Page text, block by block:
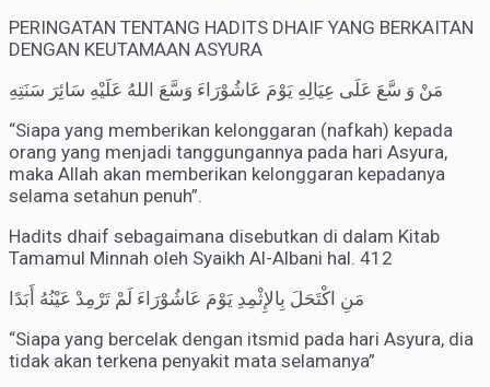
PERINGATAN TENTANG HADITS DHAIF YANG BERKAITAN
DENGAN KEUTAMAAN ASYURA
مَنْ وَ سَّعَ عَلَى عِيَالِهِ يَوْمَ عَاشُوْرَاءَ وَسَّعَ اللهُ عَلَيْهِ سَائِرَ سَنَتِهِ
“Siapa yang memberikan kelonggaran (nafkah) kepada
orang yang menjadi tanggungannya pada hari Asyura,
maka Allah akan memberikan kelonggaran kepadanya
selama setahun penuh”.
Hadits dhaif sebagaimana disebutkan di dalam Kitab
Tamamul Minnah oleh Syaikh Al-Albani hal. 412
مَنِ اكْتَحَلَ بِالإِثْمِدِ يَوْمَ عَاشُوْرَاءَ لَمْ تَرْمِدْ عَيْنُهُ أَبَدًا
“Siapa yang bercelak dengan itsmid pada hari Asyura, dia
tidak akan terkena penyakit mata selamanya”